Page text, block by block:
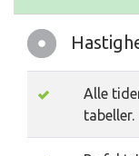
Alle
tabeller.